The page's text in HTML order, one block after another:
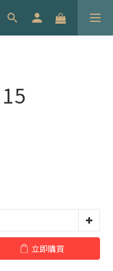
立即購買